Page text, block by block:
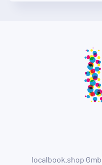
localbook.shop